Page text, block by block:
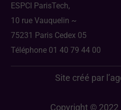
ESPCI ParisTech,
10 rue Vauquelin ~
75231 Paris Cedex 05
Téléphone 01 40 79 44 00
Site créé par
Copyright ©